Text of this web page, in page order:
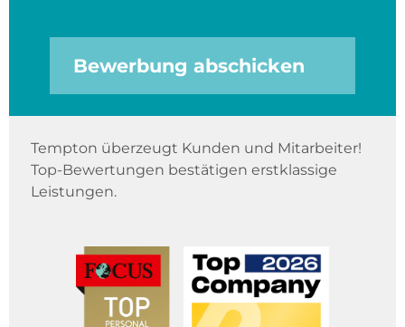
Bewerbung abschicken
Tempton überzeugt Kunden und Mitarbeiter!
Top-Bewertungen bestätigen erstklassige
Leistungen.